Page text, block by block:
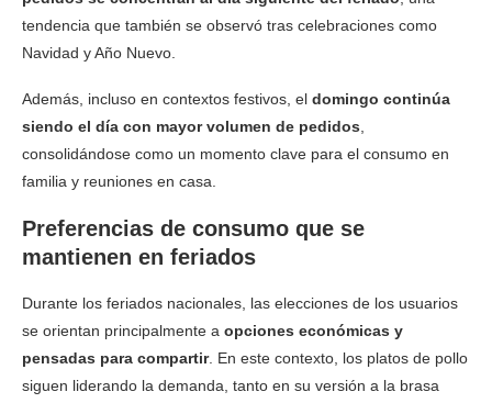
tendencia que también se observó tras celebraciones como
Navidad y Año Nuevo.
Además, incluso en contextos festivos, el domingo continúa
siendo el día con mayor volumen de pedidos
consolidándose como un momento clave para el consumo en
familia y reuniones en casa.
Preferencias de consumo que se
mantienen en feriados
Durante los feriados nacionales, las elecciones de los usuarios
se orientan principalmente a opciones económicas y
pensadas para compartir. En este contexto, los platos de pollo
siguen liderando la demanda, tanto en su versión a la brasa